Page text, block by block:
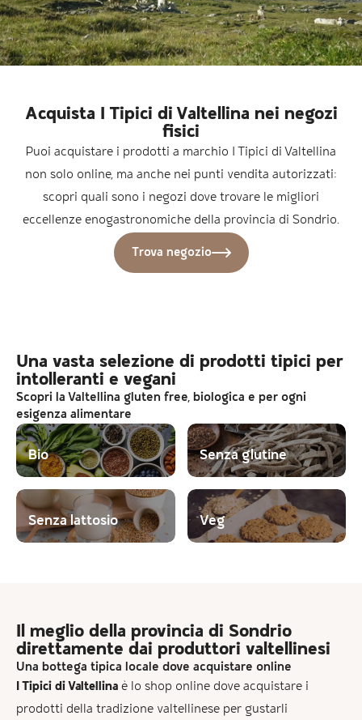
Acquista I Tipici di Valtellina nei negozi
fisici
Puoi acquistare i prodotti a marchio I Tipici di Valtellina
non solo online, ma anche nei punti vendita autorizzati:
scopri quali sono i negozi dove trovare le migliori
eccellenze enogastronomiche della provincia di Sondrio.
Trova negozio
Una vasta selezione di prodotti tipici per
intolleranti e vegani
Scopri la Valtellina gluten free, biologica e per ogni
esigenza alimentare
Bio Senza glutine
Senza lattosio Veg
Il meglio della provincia di Sondrio
direttamente dai produttori valtellinesi
Una bottega tipica locale dove acquistare online
I Tipici di Valtellina è lo shop online dove acquistare i
prodotti della tradizione valtellinese per gustarli